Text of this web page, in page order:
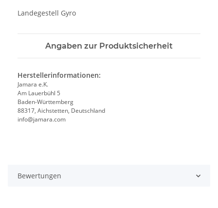
Landegestell Gyro
Angaben zur Produktsicherheit
Herstellerinformationen:
Jamara e.K.
Am Lauerbühl 5
Baden-Württemberg
88317, Aichstetten, Deutschland
info@jamara.com
Bewertungen